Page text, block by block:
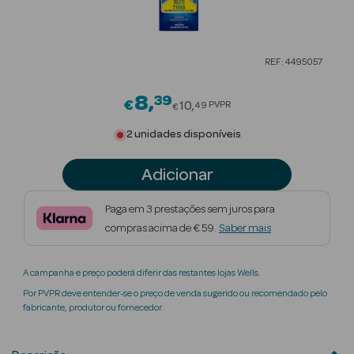
Beauty Season
Beauty Season
Maquilhagem
Beauty Season
Perfumes
REF: 4495057
€8 39Price reduced from
€10 49 PVPR
2 unidades disponíveis
Adicionar
Paga em 3 prestações sem juros para
compras acima de € 59. Saber mais
A campanha e preço poderá diferir das restantes lojas Wells.
Por PVPR deve entender-se o preço de venda sugerido ou recomendado pelo
fabricante, produtor ou fornecedor.